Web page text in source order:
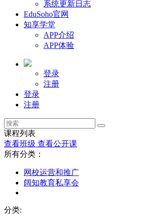
系统更新日志
EduSoho官网
知享学堂
APP介绍
APP体验
登录
注册
登录
注册
课程列表
查看班级 查看公开课
所有分类：
网校运营和推广
阔知教育私享会
分类: